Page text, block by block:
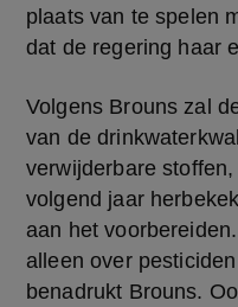
plaats van te spelen
dat de regering haar
Volgens Brouns zal
van de
verwijderbare
volgend jaar
aan het
alleen over
benadrukt Brouns.